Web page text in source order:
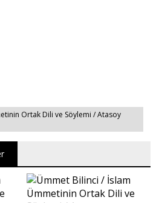
Ortak Dili ve Söylemi / Atasoy